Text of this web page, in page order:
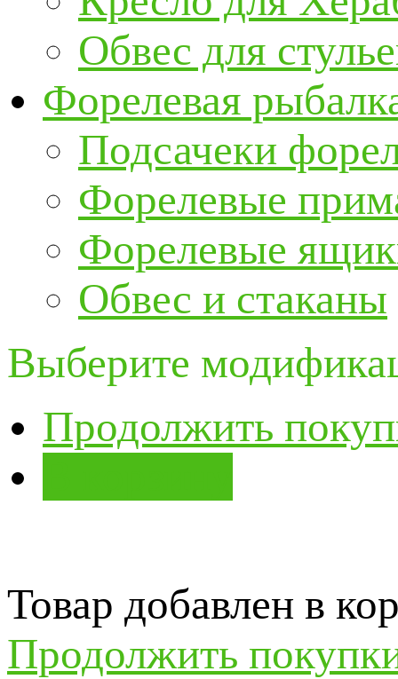
Обвес для
Форелевая
Подсачеки
Форелевые
Форелевые
Обвес и стаканы
Выберите
Продолжить
Товар добавлен в
Продолжить